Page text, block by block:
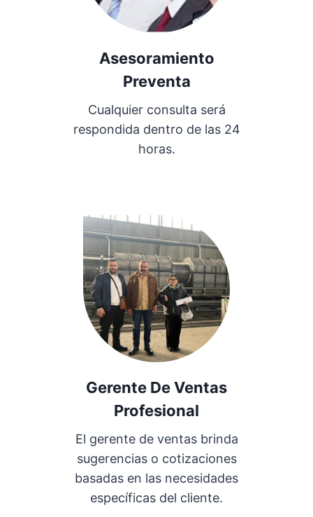
Asesoramiento
Preventa
Cualquier consulta será
respondida dentro de las 24
horas.
Gerente De Ventas
Profesional
El gerente de ventas brinda
sugerencias o cotizaciones
basadas en las necesidades
específicas del cliente.